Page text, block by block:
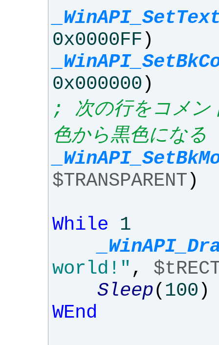
0x0000FF )
0x000000 )
; 次の行をコメン
色から黒色になる
$TRANSPARENT)
While 1
world!" ,
Sleep( 100 )
WEnd